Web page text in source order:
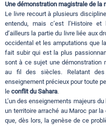
Une démonstration magistrale de la
Le livre recourt à plusieurs
entendu, mais c’est l’Histoire et
d’ailleurs la partie du livre liée aux
occidental et les amputations que la
fait subir qui est la plus
sont à ce sujet une démonstration
au fil des siècles. Relatant
enseignement précieux pour toute
le conflit du Sahara.
L’un des enseignements majeurs
un territoire arraché au Maroc par
que, dès lors, la genèse de ce